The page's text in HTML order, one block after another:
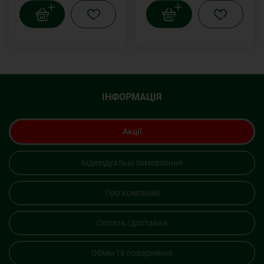
ІНФОРМАЦІЯ
Акції
Індивідуальні замовлення
Про компанію
Оплата і доставка
Обмін та повернення